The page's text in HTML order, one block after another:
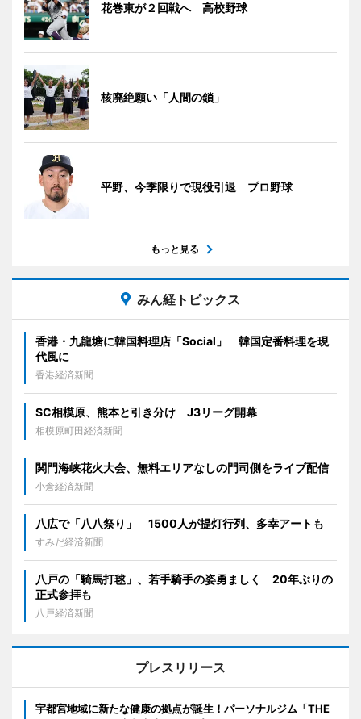
花巻東が２回戦へ 高校野球
核廃絶願い「人間の鎖」
平野、今季限りで現役引退 プロ野球
もっと見る
みん経トピックス
香港・九龍塘に韓国料理店「Social」 韓国定番料理を現
代風に
香港経済新聞
SC相模原、熊本と引き分け J3リーグ開幕
相模原町田経済新聞
関門海峡花火大会、無料エリアなしの門司側をライブ配信
小倉経済新聞
八広で「八八祭り」 1500人が提灯行列、多幸アートも
すみだ経済新聞
八戸の「騎馬打毬」、若手騎手の姿勇ましく 20年ぶりの
正式参拝も
八戸経済新聞
プレスリリース
宇都宮地域に新たな健康の拠点が誕生！パーソナルジム「THE